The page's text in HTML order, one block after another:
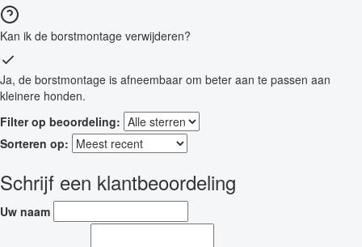
Kan ik de borstmontage verwijderen?
Ja, de borstmontage is afneembaar om beter aan te passen aan
kleinere honden.
Filter op beoordeling:
Sorteren op:
Schrijf een klantbeoordeling
Uw naam